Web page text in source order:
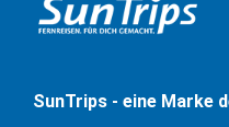
SunTrips - eine Marke